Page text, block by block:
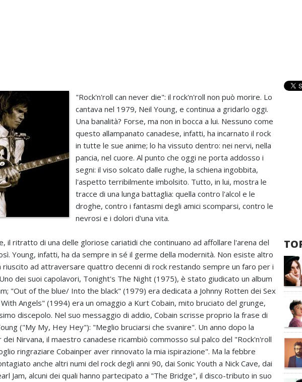
"Rock'n'roll can never die": il rock'n'roll non può morire. Lo
cantava nel 1979, Neil Young, e continua a gridarlo oggi.
Una banalità? Forse, ma non in bocca a lui. Nessuno come
questo allampanato canadese, infatti, ha incarnato il rock
in tutte le sue anime; lo ha vissuto dentro: nei nervi, nella
pancia, nel cuore. Al punto che oggi ne porta addosso i
segni: il viso solcato dalle rughe, la schiena ingobbita,
l'aspetto terribilmente imbolsito. Tutto, in lui, mostra le
tracce di una lunga battaglia: quella contro l'alcol e le
droghe, contro i fantasmi degli amici scomparsi, contro le
nevrosi e i dolori d'una vita.
il ritratto di una delle gloriose cariatidi che continuano ad affollare l'arena del
Young, infatti, ha da sempre in sé il germe della modernità. Non esiste altro
riuscito ad attraversare quattro decenni di rock restando sempre un faro per i
dei suoi capolavori, Tonight's The Night (1975), è stato giudicato un album
"Out of the blue/ Into the black" (1979) era dedicata a Johnny Rotten dei Sex
Angels" (1994) era un omaggio a Kurt Cobain, mito bruciato del grunge,
discepolo. Nel suo messaggio di addio, Cobain scrisse proprio la frase di
("My My, Hey Hey"): "Meglio bruciarsi che svanire". Un anno dopo la
Nirvana, il maestro canadese ricambiò commosso sul palco del "Rock'n'roll
ringraziare Cobainper aver rinnovato la mia ispirazione". Ma la febbre
anche altri numi del rock degli anni 90, dai Sonic Youth a Nick Cave, dai
Jam, alcuni dei quali hanno partecipato a "The Bridge", il disco-tributo in suo